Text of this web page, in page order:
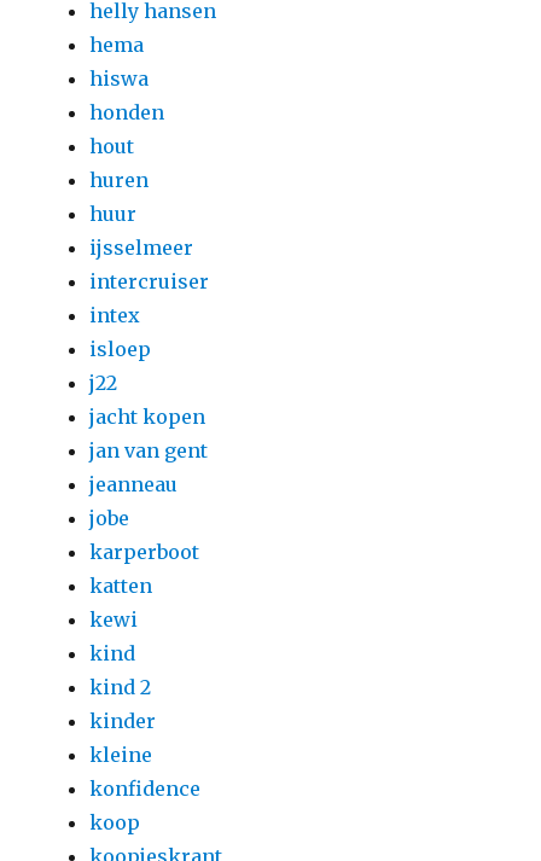
helly hansen
hema
hiswa
honden
hout
huren
huur
ijsselmeer
intercruiser
intex
isloep
j22
jacht kopen
jan van gent
jeanneau
jobe
karperboot
katten
kewi
kind
kind 2
kinder
kleine
konfidence
koop